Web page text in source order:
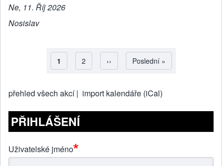
Ne, 11. Říj 2026
Nosislav
Pagination
Aktuální stránka
1 Strana
2 Následující stránka
›› Poslední stránka
Poslední »
přehled všech akcí | import kalendáře (iCal)
PŘIHLÁŠENÍ
Uživatelské jméno